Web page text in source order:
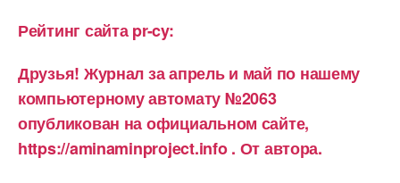
Рейтинг сайта pr-cy:
Друзья! Журнал за апрель и май по нашему
компьютерному автомату №2063
опубликован на официальном сайте,
https://aminaminproject.info . От автора.